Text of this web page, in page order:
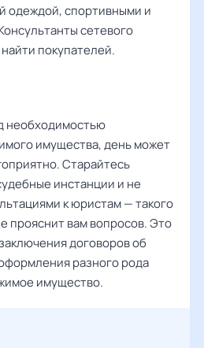
одеждой, спортивными и
сетевого
покупателей.
необходимостью
имущества, день может
Старайтесь
инстанции и не
к юристам — такого
прояснит вам вопросов. Это
договоров об
разного рода
имущество.